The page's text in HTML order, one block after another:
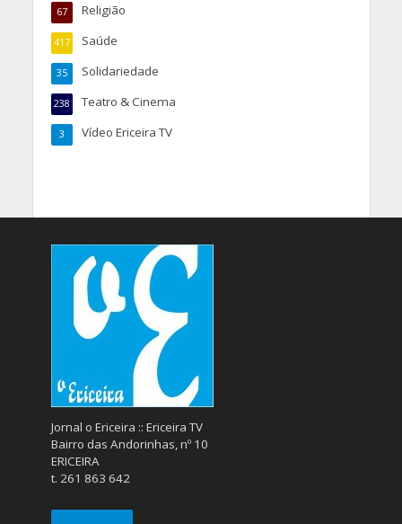
Religião
67
Saúde
417
Solidariedade
35
Teatro & Cinema
238
Vídeo Ericeira TV
3
Jornal o Ericeira :: Ericeira TV
Bairro das Andorinhas, nº 10
ERICEIRA
t. 261 863 642